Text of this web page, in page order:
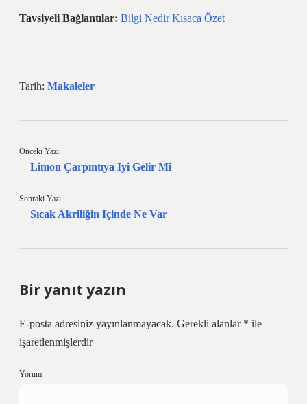
Tavsiyeli Bağlantılar: Bilgi Nedir Kısaca Özet
Tarih: Makaleler
Önceki Yazı
Limon Çarpıntıya Iyi Gelir Mi
Sonraki Yazı
Sıcak Akriliğin Içinde Ne Var
Bir yanıt yazın
E-posta adresiniz yayınlanmayacak. Gerekli alanlar * ile
işaretlenmişlerdir
Yorum